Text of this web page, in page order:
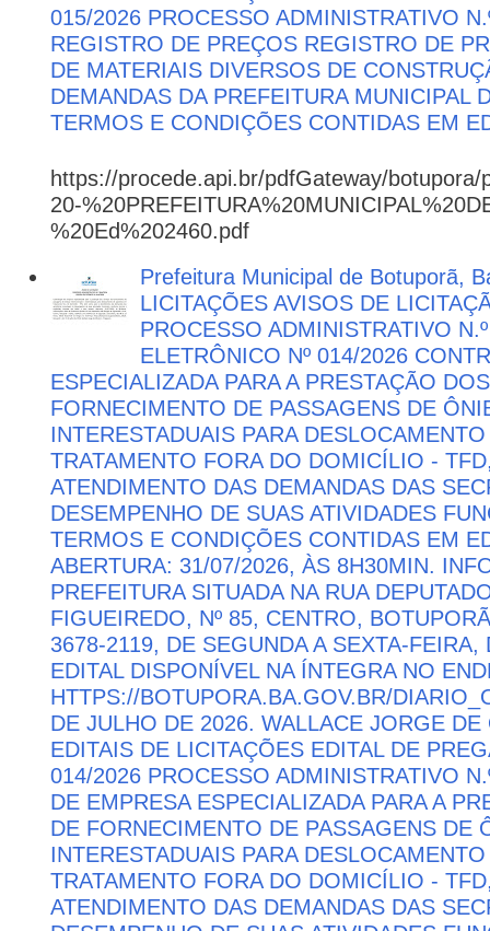
015/2026 PROCESSO ADMINISTRATIVO
REGISTRO DE PREÇOS REGISTRO DE
DE MATERIAIS DIVERSOS DE
DEMANDAS DA PREFEITURA MUNICIPAL
TERMOS E CONDIÇÕES CONTIDAS EM
https://procede.api.br/pdfGateway/botupora/
20-
%20Ed%202460.pdf
Prefeitura Municipal de Botuporã,
LICITAÇÕES AVISOS DE
PROCESSO ADMINISTRATIVO
ELETRÔNICO Nº 014/2026
ESPECIALIZADA PARA A PRESTAÇÃO
FORNECIMENTO DE PASSAGENS DE
INTERESTADUAIS PARA
TRATAMENTO FORA DO DOMICÍLIO -
ATENDIMENTO DAS DEMANDAS DAS
DESEMPENHO DE SUAS ATIVIDADES
TERMOS E CONDIÇÕES CONTIDAS EM
ABERTURA: 31/07/2026, ÀS 8H30MIN.
PREFEITURA SITUADA NA RUA
FIGUEIREDO, Nº 85, CENTRO,
3678-2119, DE SEGUNDA A SEXTA-
EDITAL DISPONÍVEL NA ÍNTEGRA NO
HTTPS://BOTUPORA.BA.GOV.BR/
DE JULHO DE 2026. WALLACE JORGE
EDITAIS DE LICITAÇÕES EDITAL DE
014/2026 PROCESSO ADMINISTRATIVO
DE EMPRESA ESPECIALIZADA PARA A
DE FORNECIMENTO DE PASSAGENS DE
INTERESTADUAIS PARA
TRATAMENTO FORA DO DOMICÍLIO -
ATENDIMENTO DAS DEMANDAS DAS